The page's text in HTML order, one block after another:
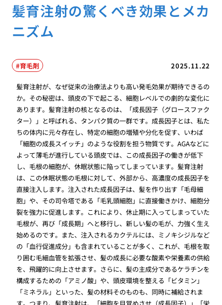
髪育注射の驚くべき効果とメカ
ニズム
2025.11.22
育毛剤
髪育注射が、なぜ従来の治療法よりも高い発毛効果が期待できるの
か。その秘密は、頭皮の下で起こる、細胞レベルでの劇的な変化に
あります。髪育注射の核となるのは、「成長因子（グロースファク
ター）」と呼ばれる、タンパク質の一群です。成長因子とは、私た
ちの体内に元々存在し、特定の細胞の増殖や分化を促す、いわば
「細胞の成長スイッチ」のような役割を担う物質です。AGAなどに
よって薄毛が進行している頭皮では、この成長因子の働きが低下
し、毛根の細胞が、休眠状態に陥ってしまっています。髪育注射
は、この休眠状態の毛根に対して、外部から、高濃度の成長因子を
直接注入します。注入された成長因子は、髪を作り出す「毛母細
胞」や、その司令塔である「毛乳頭細胞」に直接働きかけ、細胞分
裂を強力に促進します。これにより、休止期に入ってしまっていた
毛根が、再び「成長期」へと移行し、新しい髪の毛が、力強く生え
始めるのです。また、注入されるカクテルには、ミノキシジルなど
の「血行促進成分」も含まれていることが多く、これが、毛根を取
り囲む毛細血管を拡張させ、髪の成長に必要な酸素や栄養素の供給
を、飛躍的に向上させます。さらに、髪の主成分であるケラチンを
構成するための「アミノ酸」や、頭皮環境を整える「ビタミン」
「ミネラル」といった、髪の材料そのものも、同時に補給されま